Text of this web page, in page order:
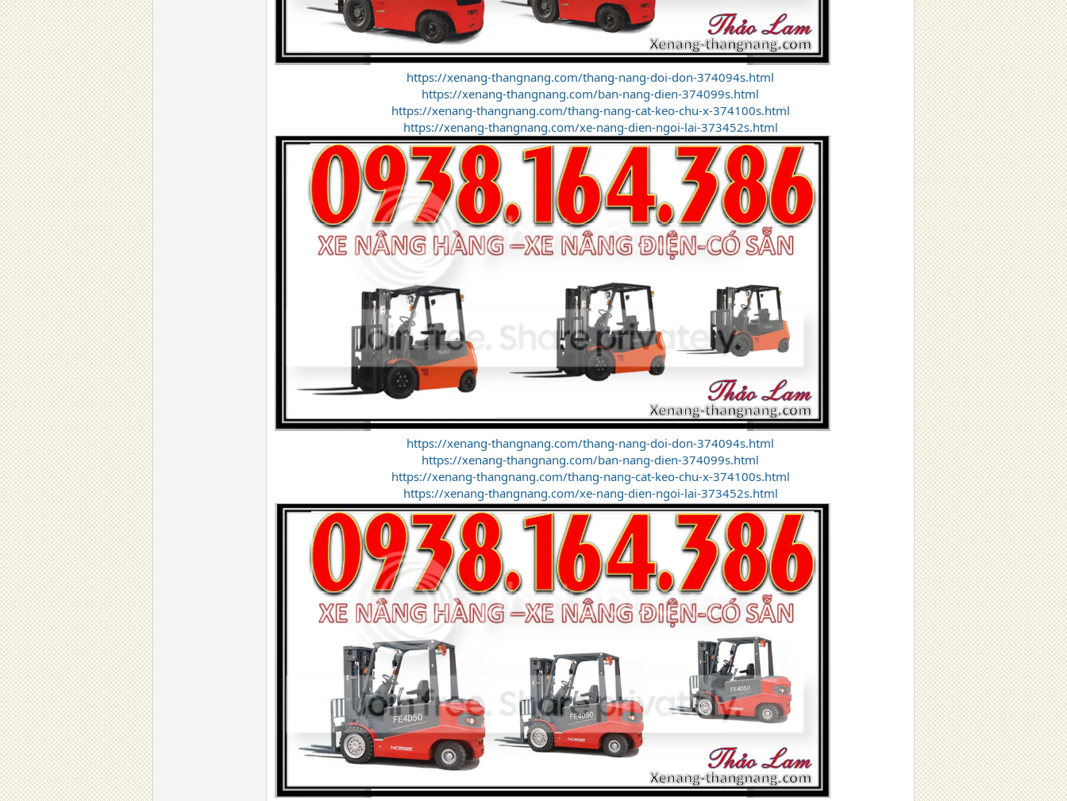
https://xenang-thangnang.com/thang-nang-doi-don-374094s.html
https://xenang-thangnang.com/ban-nang-dien-374099s.html
https://xenang-thangnang.com/thang-nang-cat-keo-chu-x-374100s.html
https://xenang-thangnang.com/xe-nang-dien-ngoi-lai-373452s.html
https://xenang-thangnang.com/thang-nang-doi-don-374094s.html
https://xenang-thangnang.com/ban-nang-dien-374099s.html
https://xenang-thangnang.com/thang-nang-cat-keo-chu-x-374100s.html
https://xenang-thangnang.com/xe-nang-dien-ngoi-lai-373452s.html